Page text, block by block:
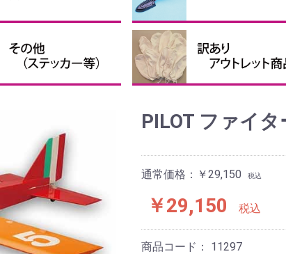
補助剤
剤
ーン、パテなど
ハブセット
ブ
ピンナー
レード
PILOT ファイ
通常価格：￥29,150 税込
￥29,150 税込
商品コード： 11297